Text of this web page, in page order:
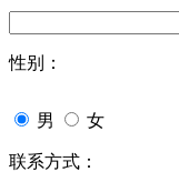
性别：
男 女
联系方式：